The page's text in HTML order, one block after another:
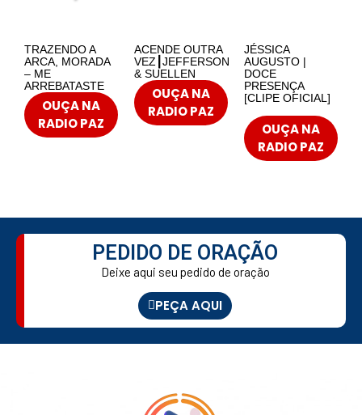
TRAZENDO A
ARCA, MORADA
– ME
ARREBATASTE
OUÇA NA
RADIO PAZ
ACENDE OUTRA
VEZ┃JEFFERSON
& SUELLEN
OUÇA NA
RADIO PAZ
JÉSSICA
AUGUSTO |
DOCE
PRESENÇA
[CLIPE OFICIAL]
OUÇA NA
RADIO PAZ
PEDIDO DE ORAÇÃO
Deixe aqui seu pedido de oração
PEÇA AQUI